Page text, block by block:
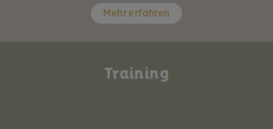
Mehr erfahren
Training